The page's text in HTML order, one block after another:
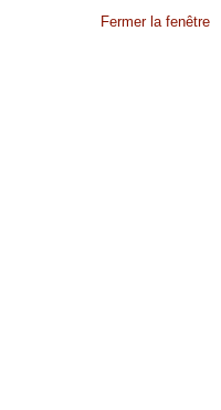
Fermer la fenêtre